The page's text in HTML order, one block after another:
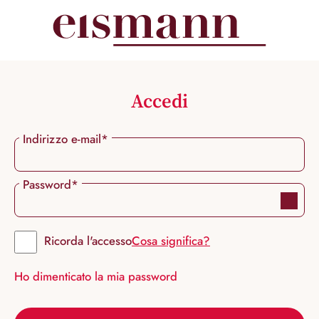
principale
Accedi
Indirizzo e-mail*
Password*
Ricorda l'accessoCosa significa?
Ho dimenticato la mia password